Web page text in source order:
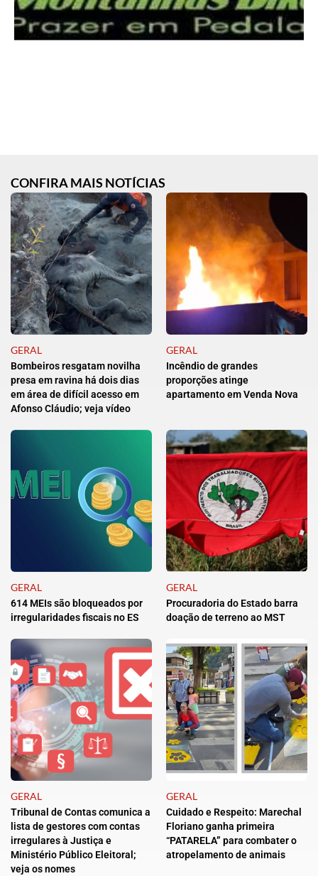
CONFIRA MAIS NOTÍCIAS
GERAL
Bombeiros resgatam novilha
presa em ravina há dois dias
em área de difícil acesso em
Afonso Cláudio; veja vídeo
GERAL
Incêndio de grandes
proporções atinge
apartamento em Venda Nova
GERAL
614 MEIs são bloqueados por
irregularidades fiscais no ES
GERAL
Procuradoria do Estado barra
doação de terreno ao MST
GERAL
Tribunal de Contas comunica a
lista de gestores com contas
irregulares à Justiça e
Ministério Público Eleitoral;
veja os nomes
GERAL
Cuidado e Respeito: Marechal
Floriano ganha primeira
“PATARELA” para combater o
atropelamento de animais